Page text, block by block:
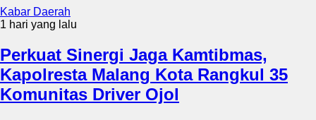
Kabar Daerah
1 hari yang lalu
Perkuat Sinergi Jaga Kamtibmas,
Kapolresta Malang Kota Rangkul 35
Komunitas Driver Ojol